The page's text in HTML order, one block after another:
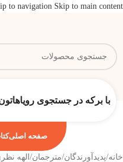
to navigation Skip to main content
با برکه در جستجوی
صفحه اصلی
خانه/پدیدآورندگان/مترجمان/ الهه